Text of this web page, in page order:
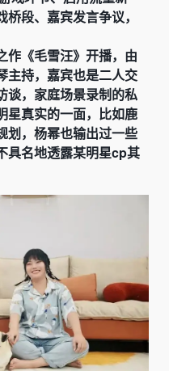
段、嘉宾发言争议，
作《毛雪汪》开播，由
主持，嘉宾也是二人交
谈，家庭场景录制的私
星真实的一面，比如鹿
划，杨幂也输出过一些
具名地透露某明星cp其